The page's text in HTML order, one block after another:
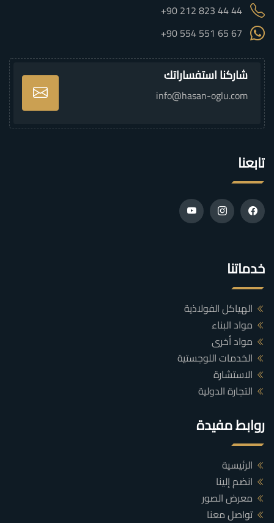
+90 212 823 44 44
+90 554 551 65 67
تابعنا
شاركنا استفساراتك
info@hasan-oglu.com
خدماتنا
الهياكل الفولاذية
مواد البناء
مواد أخرى
الخدمات اللوجستية
الاستشارة
التجارة الدولية
روابط مفيدة
الرئيسية
انضم إلينا
معرض الصور
تواصل معنا